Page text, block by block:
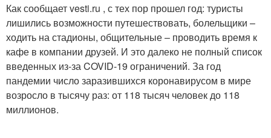
Как сообщает vesti.ru , с тех пор прошел год: туристы
лишились возможности путешествовать, болельщики –
ходить на стадионы, общительные – проводить время к
кафе в компании друзей. И это далеко не полный список
введенных из-за COVID-19 ограничений. За год
пандемии число заразившихся коронавирусом в мире
возросло в тысячу раз: от 118 тысяч человек до 118
миллионов.